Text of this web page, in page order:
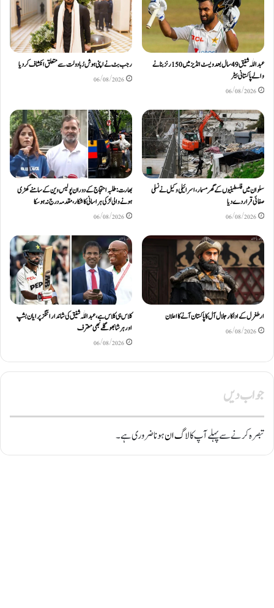
عبداللّٰہ شفیق 49 سال بعد ویسٹ انڈیز میں 150 رنز بنانے
والے پاکستانی بیٹر
06/08/2026
رجب بٹ نے اپنی ہوش رُبا دولت سے متعلق انکشاف کردیا
06/08/2026
سلوان میں فلسطینیوں کے گھر مسمار، اسرائیلی وکیل نے نسلی
صفائی قرار دے دیا
06/08/2026
بھارت: طلبہ احتجاج کے دوران پولیس وین کے سامنے کھڑی
ہونے والی لڑکی ہراسانی کا شکار، مقدمہ درج نہ ہوسکا
06/08/2026
ارطغرل کے اداکار جلال آل کا پاکستان آنے کا اعلان
06/08/2026
کلاس ہی کلاس ہے، عبد اللّٰہ شفیق کی شاندار اننگز پر ایان بشپ
اور ہرشا بھوگلے بھی معترف
06/08/2026
جواب دیں
تبصرہ کرنے سے پہلے آپ کالاگ انہونا ضروری ہے۔